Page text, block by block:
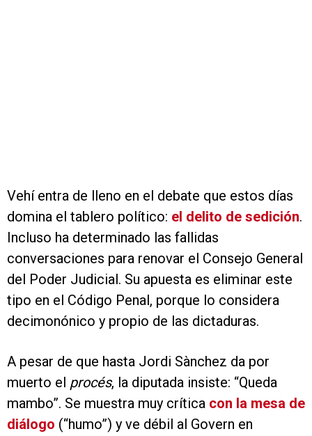
Vehí entra de lleno en el debate que estos días
domina el tablero político: el delito de sedición.
Incluso ha determinado las fallidas
conversaciones para renovar el Consejo General
del Poder Judicial. Su apuesta es eliminar este
tipo en el Código Penal, porque lo considera
decimonónico y propio de las dictaduras.
A pesar de que hasta Jordi Sànchez da por
muerto el procés, la diputada insiste: “Queda
mambo”. Se muestra muy crítica con la mesa de
diálogo (“humo”) y ve débil al Govern en